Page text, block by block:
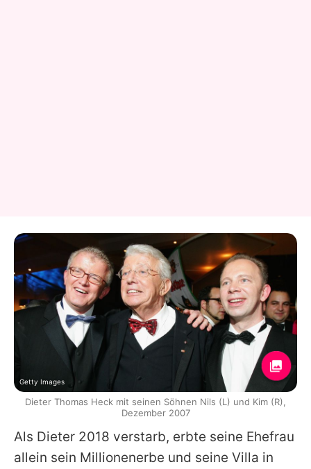
Als Dieter 2018 verstarb, erbte seine Ehefrau
allein sein Millionenerbe und seine Villa in
Getty Images
Dieter Thomas Heck mit seinen Söhnen Nils (L) und Kim (R),
Dezember 2007